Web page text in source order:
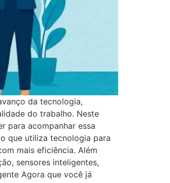
da tecnologia,
do trabalho. Neste
para acompanhar essa
que utiliza tecnologia para
mais eficiência. Além
sensores inteligentes,
Agora que você já